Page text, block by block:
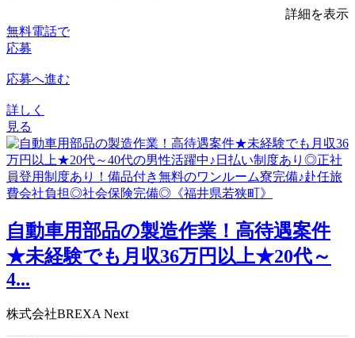
詳細を表示
無料電話で
応募
応募へ進む
詳しく
見る
自動車用部品の製造作業！高待遇案件
★未経験でも月収36万円以上★20代～
4...
株式会社BREXA Next